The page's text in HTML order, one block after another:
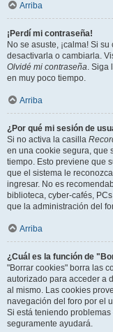
Arriba
¡Perdí mi contraseña!
No se asuste, ¡calma! Si
desactivarla o cambiarla.
Olvidé mi contraseña. Siga
en muy poco tiempo.
Arriba
¿Por qué mi sesión de
Si no activa la casilla
en una cookie segura, que
tiempo. Esto previene que
que el sistema le
ingresar. No es
biblioteca, cyber-cafés,
que la administración del
Arriba
¿Cuál es la función de
"Borrar cookies" borra las
autorizado para acceder a
al mismo. Las cookies
navegación del foro por el
Si está teniendo
seguramente ayudará.